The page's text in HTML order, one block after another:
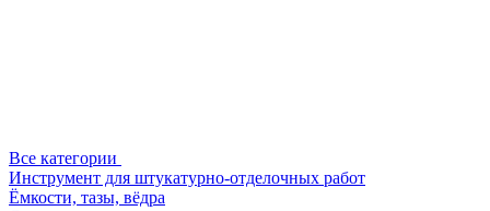
Все категории
Инструмент для штукатурно-отделочных работ
Ёмкости, тазы, вёдра